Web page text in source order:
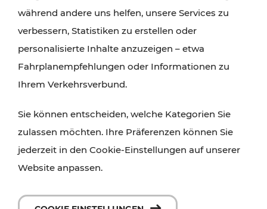
während andere uns helfen, unsere Services zu
verbessern, Statistiken zu erstellen oder
personalisierte Inhalte anzuzeigen – etwa
Fahrplanempfehlungen oder Informationen zu
Ihrem Verkehrsverbund.
Sie können entscheiden, welche Kategorien Sie
zulassen möchten. Ihre Präferenzen können Sie
jederzeit in den Cookie-Einstellungen auf unserer
Website anpassen.